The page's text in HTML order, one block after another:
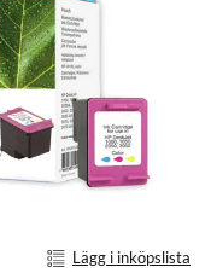
Lägg i inköpslista